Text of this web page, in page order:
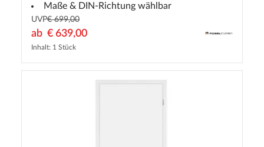
Maße & DIN-Richtung wählbar
UVP€ 699,00
ab € 639,00
Inhalt: 1 Stück